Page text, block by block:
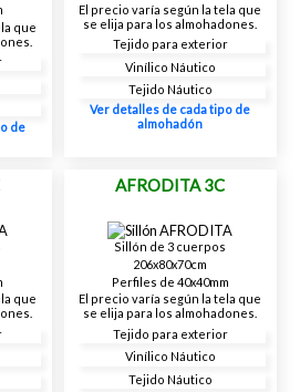
que
de
El precio varía según la tela que
se elija para los almohadones.
Tejido para exterior
Vinílico Náutico
Tejido Náutico
Ver detalles de cada tipo de
almohadón
que
AFRODITA 3C
Sillón de 3 cuerpos
206x80x70cm
Perfiles de 40x40mm
El precio varía según la tela que
se elija para los almohadones.
Tejido para exterior
Vinílico Náutico
Tejido Náutico